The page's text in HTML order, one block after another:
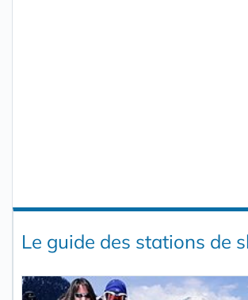
Le guide des stations de